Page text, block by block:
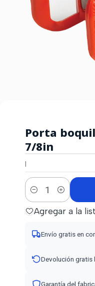
|
Porta
7/8in
Cantidad
Agregar a la
Envío gratis en
Devolución gratis
Garantía del